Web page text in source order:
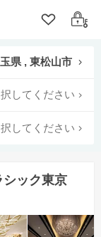
クリップ
ログ
県 , 東松山市
してください
してください
シック東京